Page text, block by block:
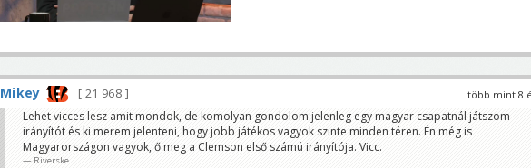
több mint 8
Mikey
21 968
Lehet vicces lesz amit mondok, de komolyan gondolom:jelenleg egy magyar csapatnál játszom
irányítót és ki merem jelenteni, hogy jobb játékos vagyok szinte minden téren. Én még is
Magyarországon vagyok, ő meg a Clemson első számú irányítója. Vicc.
Riverske